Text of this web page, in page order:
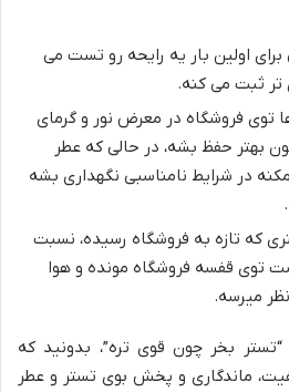
اولین بار یه رایحه رو تست می
تر ثبت می کنه.
توی فروشگاه در معرض نور و گرمای
بهتر حفظ بشه، در حالی که عطر
در شرایط نامناسبی نگهداری بشه
که تازه به فروشگاه رسیده، نسبت
توی قفسه فروشگاه مونده و هوا
میرسه.
بخر چون قوی تره”، بدونید که
ماندگاری و پخش بوی تستر و عطر